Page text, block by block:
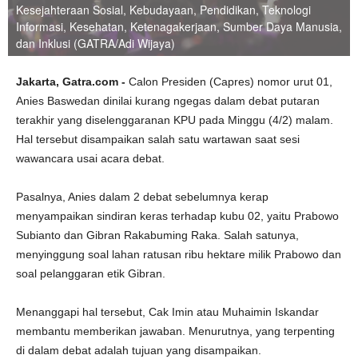
Kesejahteraan Sosial, Kebudayaan, Pendidikan, Teknologi
Informasi, Kesehatan, Ketenagakerjaan, Sumber Daya Manusia,
dan Inklusi (GATRA/Adi Wijaya)
Jakarta, Gatra.com - Calon Presiden (Capres) nomor urut 01,
Anies Baswedan dinilai kurang ngegas dalam debat putaran
terakhir yang diselenggaranan KPU pada Minggu (4/2) malam.
Hal tersebut disampaikan salah satu wartawan saat sesi
wawancara usai acara debat.
Pasalnya, Anies dalam 2 debat sebelumnya kerap
menyampaikan sindiran keras terhadap kubu 02, yaitu Prabowo
Subianto dan Gibran Rakabuming Raka. Salah satunya,
menyinggung soal lahan ratusan ribu hektare milik Prabowo dan
soal pelanggaran etik Gibran.
Menanggapi hal tersebut, Cak Imin atau Muhaimin Iskandar
membantu memberikan jawaban. Menurutnya, yang terpenting
di dalam debat adalah tujuan yang disampaikan.